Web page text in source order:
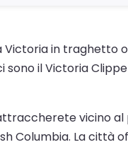
Victoria in traghetto
il Victoria
vicino al
Columbia. La città